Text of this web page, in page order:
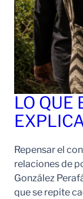
LO QUE
Repensar el
relaciones de
González
que se repite